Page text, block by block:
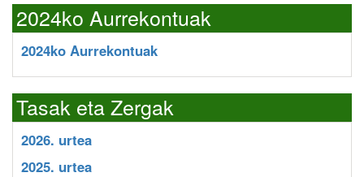
2024ko Aurrekontuak
2024ko Aurrekontuak
Tasak eta Zergak
2026. urtea
2025. urtea